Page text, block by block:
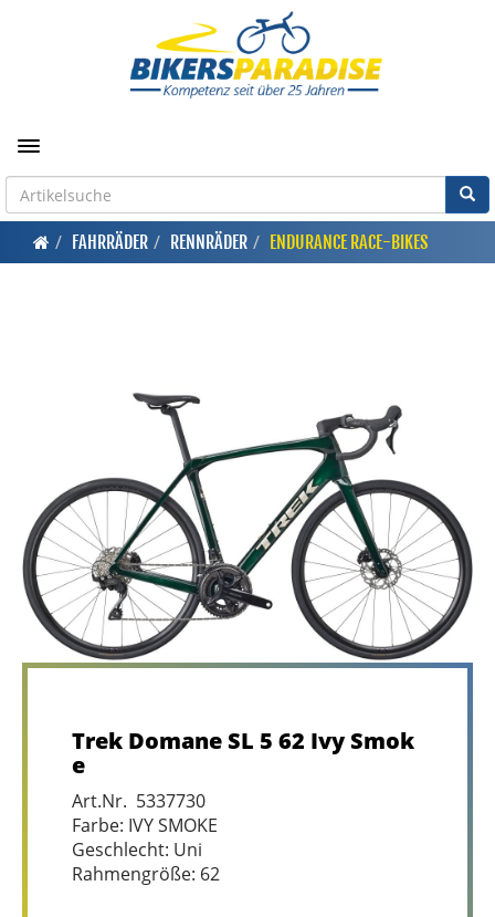
Toggle navigation
FAHRRÄDER RENNRÄDER ENDURANCE RACE-BIKES
Trek Domane SL 5 62 Ivy Smok
e
Art.Nr. 5337730
Farbe: IVY SMOKE
Geschlecht: Uni
Rahmengröße: 62